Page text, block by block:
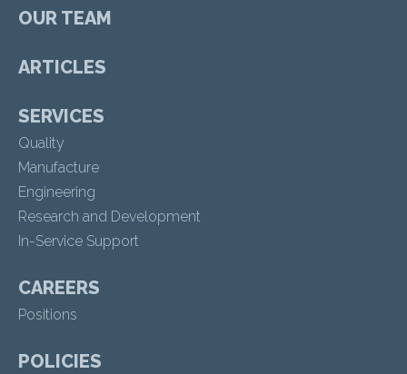
OUR TEAM
ARTICLES
SERVICES
Quality
Manufacture
Engineering
Research and Development
In-Service Support
CAREERS
Positions
POLICIES